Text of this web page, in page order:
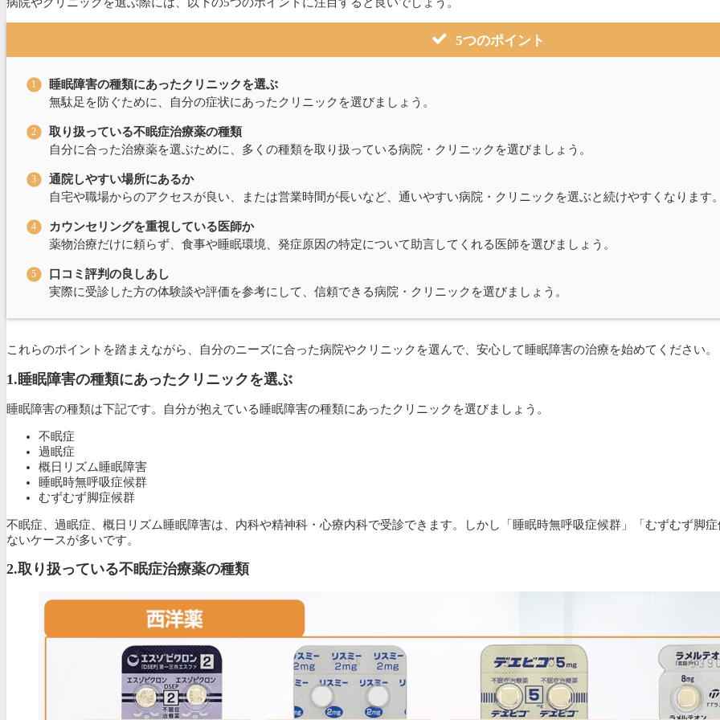
5つのポイント
睡眠障害の種類にあったクリニックを選ぶ
無駄足を防ぐために、自分の症状にあったクリニックを選びましょう。
取り扱っている不眠症治療薬の種類
自分に合った治療薬を選ぶために、多くの種類を取り扱っている病院・クリニックを選びましょう。
通院しやすい場所にあるか
自宅や職場からのアクセスが良い、または営業時間が長いなど、通いやすい病院・クリニックを選ぶと続けやすくなります
カウンセリングを重視している医師か
薬物治療だけに頼らず、食事や睡眠環境、発症原因の特定について助言してくれる医師を選びましょう。
口コミ評判の良しあし
実際に受診した方の体験談や評価を参考にして、信頼できる病院・クリニックを選びましょう。
これらのポイントを踏まえながら、自分のニーズに合った病院やクリニックを選んで、安心して睡眠障害の治療を始めてください。
1.睡眠障害の種類にあったクリニックを選ぶ
睡眠障害の種類は下記です。自分が抱えている睡眠障害の種類にあったクリニックを選びましょう。
不眠症
過眠症
概日リズム睡眠障害
睡眠時無呼吸症候群
むずむず脚症候群
不眠症、過眠症、概日リズム睡眠障害は、内科や精神科・心療内科で受診できます。しかし「睡眠時無呼吸症候群」「むずむず脚
ないケースが多いです。
2.取り扱っている不眠症治療薬の種類